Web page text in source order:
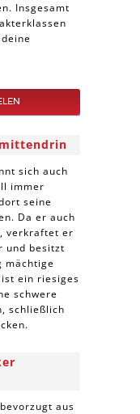
Insgesamt
sich auch
immer
seine
Da er auch
verkraftet er
und besitzt
mächtige
ein riesiges
schwere
schließlich
aus